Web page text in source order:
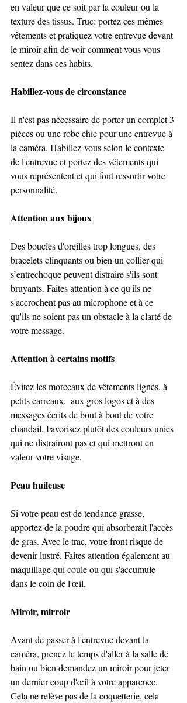
en valeur que ce soit par la couleur ou la
texture des tissus. Truc: portez ces mêmes
vêtements et pratiquez votre entrevue devant
le miroir afin de voir comment vous vous
sentez dans ces habits.
Habillez-vous de circonstance
Il n'est pas nécessaire de porter un complet 3
pièces ou une robe chic pour une entrevue à
la caméra. Habillez-vous selon le contexte
de l'entrevue et portez des vêtements qui
vous représentent et qui font ressortir votre
personnalité.
Attention aux bijoux
Des boucles d'oreilles trop longues, des
bracelets clinquants ou bien un collier qui
s’entrechoque peuvent distraire s'ils sont
bruyants. Faites attention à ce qu'ils ne
s'accrochent pas au microphone et à ce
qu'ils ne soient pas un obstacle à la clarté de
votre message.
Attention à certains motifs
Évitez les morceaux de vêtements lignés, à
petits carreaux,  aux gros logos et à des
messages écrits de bout à bout de votre
chandail. Favorisez plutôt des couleurs unies
qui ne distrairont pas et qui mettront en
valeur votre visage.
Peau huileuse
Si votre peau est de tendance grasse,
apportez de la poudre qui absorberait l'accès
de gras. Avec le trac, votre front risque de
devenir lustré. Faites attention également au
maquillage qui coule ou qui s'accumule
dans le coin de l'œil.
Miroir, mirroir
Avant de passer à l'entrevue devant la
caméra, prenez le temps d'aller à la salle de
bain ou bien demandez un miroir pour jeter
un dernier coup d'œil à votre apparence.
Cela ne relève pas de la coquetterie, cela